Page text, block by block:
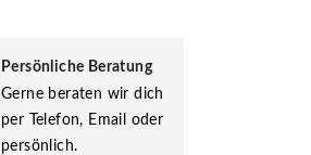
Persönliche Beratung
Gerne beraten wir dich
per Telefon, Email oder
persönlich.